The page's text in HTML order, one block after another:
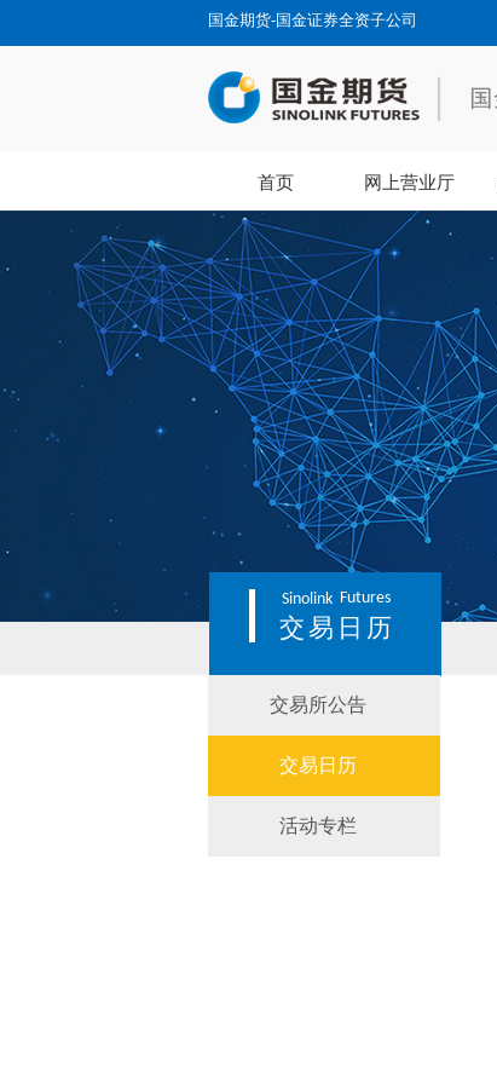
国金期货-国金证券全资子公司
首页 网上营业厅
Sinolink Futures
交易日历
交易所公告
交易日历
活动专栏